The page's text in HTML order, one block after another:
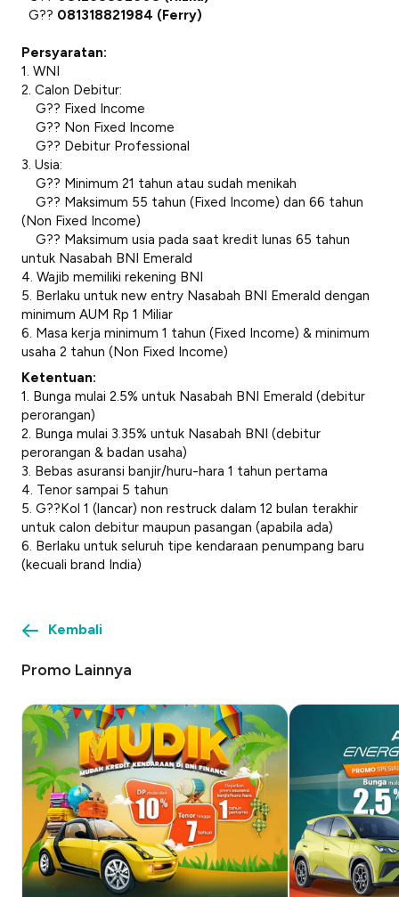
G?? 081318821984 (Ferry)
Persyaratan:
1. WNI
2. Calon Debitur:
G?? Fixed Income
G?? Non Fixed Income
G?? Debitur Professional
3. Usia:
G?? Minimum 21 tahun atau sudah menikah
G?? Maksimum 55 tahun (Fixed Income) dan 66 tahun
(Non Fixed Income)
G?? Maksimum usia pada saat kredit lunas 65 tahun
untuk Nasabah BNI Emerald
4. Wajib memiliki rekening BNI
5. Berlaku untuk new entry Nasabah BNI Emerald dengan
minimum AUM Rp 1 Miliar
6. Masa kerja minimum 1 tahun (Fixed Income) & minimum
usaha 2 tahun (Non Fixed Income)
Ketentuan:
1. Bunga mulai 2.5% untuk Nasabah BNI Emerald (debitur
perorangan)
2. Bunga mulai 3.35% untuk Nasabah BNI (debitur
perorangan & badan usaha)
3. Bebas asuransi banjir/huru-hara 1 tahun pertama
4. Tenor sampai 5 tahun
5. G??Kol 1 (lancar) non restruck dalam 12 bulan terakhir
untuk calon debitur maupun pasangan (apabila ada)
6. Berlaku untuk seluruh tipe kendaraan penumpang baru
(kecuali brand India)
Kembali
Promo Lainnya